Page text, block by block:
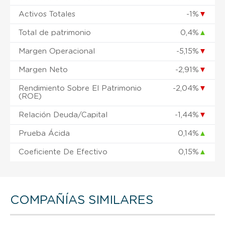
Activos Totales -1% ▼
Total de patrimonio 0,4% ▲
Margen Operacional -5,15% ▼
Margen Neto -2,91% ▼
Rendimiento Sobre El Patrimonio
(ROE)
-2,04% ▼
Relación Deuda/Capital -1,44% ▼
Prueba Ácida 0,14% ▲
Coeficiente De Efectivo 0,15% ▲
COMPAÑÍAS SIMILARES